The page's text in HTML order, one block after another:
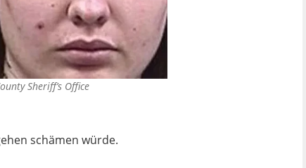
Sheriff’s Office
schämen würde.